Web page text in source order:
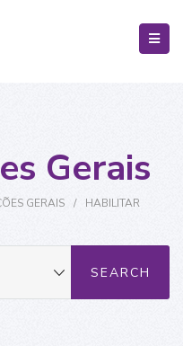
Gerais
GERAIS /
HABILITAR